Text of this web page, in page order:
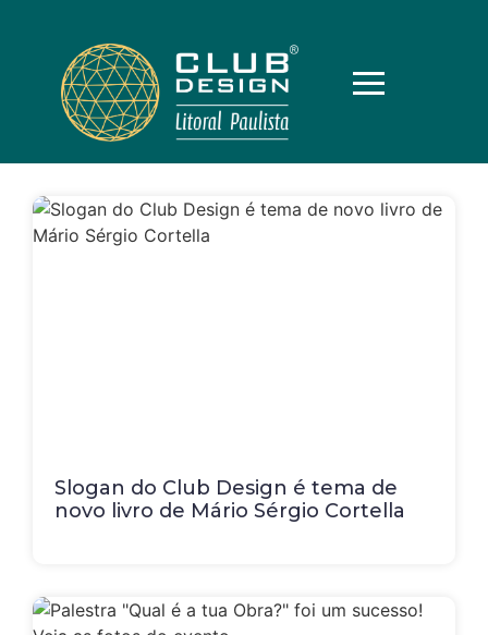
Slogan do Club Design é tema de
novo livro de Mário Sérgio Cortella